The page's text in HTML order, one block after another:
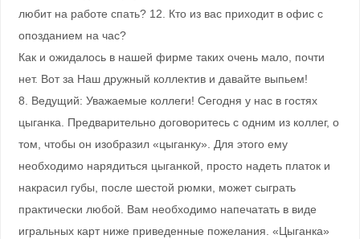
любит на работе спать? 12. Кто из вас приходит в офис с
опозданием на час?
Как и ожидалось в нашей фирме таких очень мало, почти
нет. Вот за Наш дружный коллектив и давайте выпьем!
8. Ведущий: Уважаемые коллеги! Сегодня у нас в гостях
цыганка. Предварительно договоритесь с одним из коллег, о
том, чтобы он изобразил «цыганку». Для этого ему
необходимо нарядиться цыганкой, просто надеть платок и
накрасил губы, после шестой рюмки, может сыграть
практически любой. Вам необходимо напечатать в виде
игральных карт ниже приведенные пожелания. «Цыганка»